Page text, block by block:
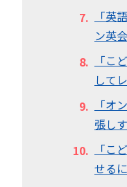
「英
ン英
「こ
して
「オ
張し
「こ
せる